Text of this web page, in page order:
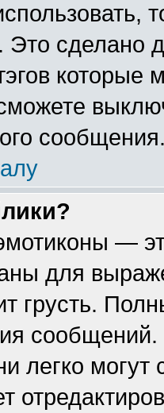
Это сделано
—
для
грусть.
сообщений.
легко